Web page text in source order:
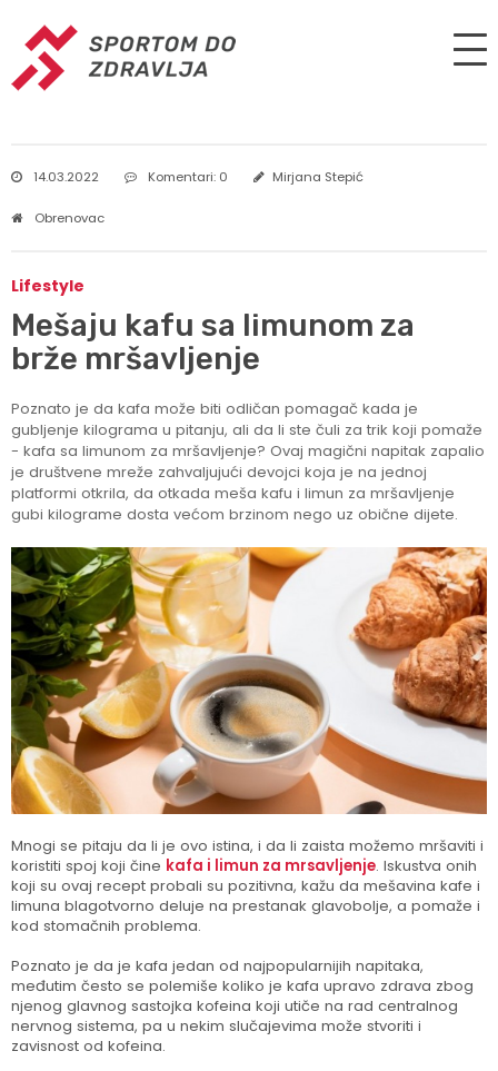
14.03.2022 Komentari: 0 Mirjana Stepić
Obrenovac
Lifestyle
Mešaju kafu sa limunom za
brže mršavljenje
Poznato je da kafa može biti odličan pomagač kada je
gubljenje kilograma u pitanju, ali da li ste čuli za trik koji pomaže
- kafa sa limunom za mršavljenje? Ovaj magični napitak zapalio
je društvene mreže zahvaljujući devojci koja je na jednoj
platformi otkrila, da otkada meša kafu i limun za mršavljenje
gubi kilograme dosta većom brzinom nego uz obične dijete.
Mnogi se pitaju da li je ovo istina, i da li zaista možemo mršaviti i
koristiti spoj koji čine kafa i limun za mrsavljenje. Iskustva onih
koji su ovaj recept probali su pozitivna, kažu da mešavina kafe i
limuna blagotvorno deluje na prestanak glavobolje, a pomaže i
kod stomačnih problema.
Poznato je da je kafa jedan od najpopularnijih napitaka,
međutim često se polemiše koliko je kafa upravo zdrava zbog
njenog glavnog sastojka kofeina koji utiče na rad centralnog
nervnog sistema, pa u nekim slučajevima može stvoriti i
zavisnost od kofeina.